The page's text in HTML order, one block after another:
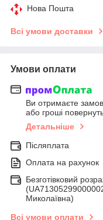
Нова Пошта
Всі умови доставки
Умови оплати
Ви отримаєте
або гроші
Детальніше
Післяплата
Оплата на рахунок
Безготівковий
Миколаївна)
Всі умови оплати